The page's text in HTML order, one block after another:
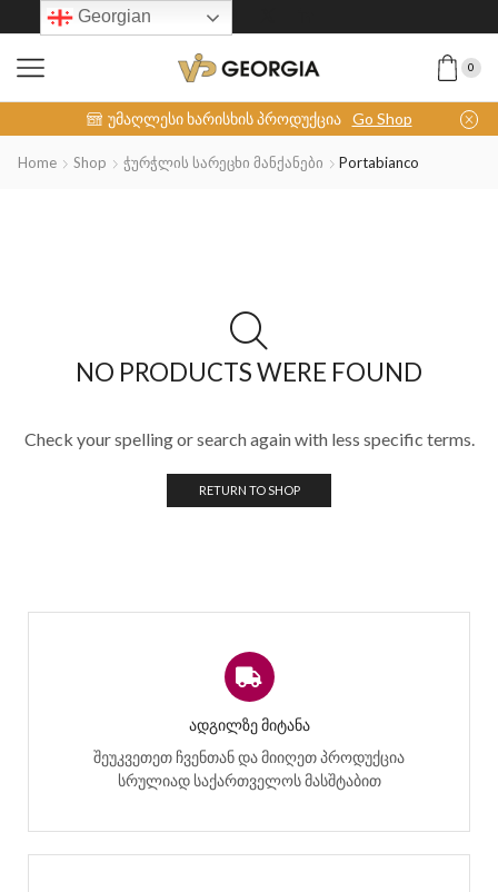
0
უმაღლესი ხარისხის პროდუქცია Go Shop
Home Shop Ჭურჭლის Სარეცხი Მანქანები Portabianco
NO PRODUCTS WERE FOUND
Check your spelling or search again with less specific terms.
RETURN TO SHOP
ᲐᲓᲒᲘᲚᲖᲔ ᲛᲘᲢᲐᲜᲐ
შეუკვეთეთ ჩვენთან და მიიღეთ პროდუქცია
სრულიად საქართველოს მასშტაბით
Georgian